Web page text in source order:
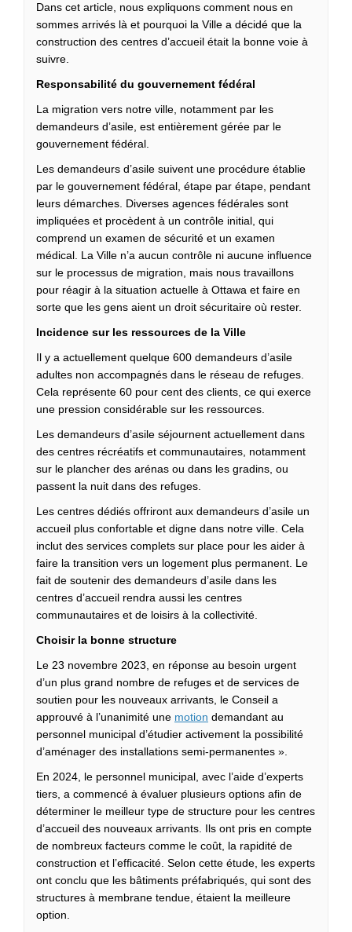
Dans cet article, nous expliquons comment nous en
sommes arrivés là et pourquoi la Ville a décidé que la
construction des centres d’accueil était la bonne voie à
suivre.
Responsabilité du gouvernement fédéral
La migration vers notre ville, notamment par les
demandeurs d’asile, est entièrement gérée par le
gouvernement fédéral.
Les demandeurs d’asile suivent une procédure établie
par le gouvernement fédéral, étape par étape, pendant
leurs démarches. Diverses agences fédérales sont
impliquées et procèdent à un contrôle initial, qui
comprend un examen de sécurité et un examen
médical. La Ville n’a aucun contrôle ni aucune influence
sur le processus de migration, mais nous travaillons
pour réagir à la situation actuelle à Ottawa et faire en
sorte que les gens aient un droit sécuritaire où rester.
Incidence sur les ressources de la Ville
Il y a actuellement quelque 600 demandeurs d’asile
adultes non accompagnés dans le réseau de refuges.
Cela représente 60 pour cent des clients, ce qui exerce
une pression considérable sur les ressources.
Les demandeurs d’asile séjournent actuellement dans
des centres récréatifs et communautaires, notamment
sur le plancher des arénas ou dans les gradins, ou
passent la nuit dans des refuges.
Les centres dédiés offriront aux demandeurs d’asile un
accueil plus confortable et digne dans notre ville. Cela
inclut des services complets sur place pour les aider à
faire la transition vers un logement plus permanent. Le
fait de soutenir des demandeurs d’asile dans les
centres d’accueil rendra aussi les centres
communautaires et de loisirs à la collectivité.
Choisir la bonne structure
Le 23 novembre 2023, en réponse au besoin urgent
d’un plus grand nombre de refuges et de services de
soutien pour les nouveaux arrivants, le Conseil a
approuvé à l’unanimité une motion (Liens externes)
demandant au
personnel municipal d’étudier activement la possibilité
d’aménager des installations semi‑permanentes ».
En 2024, le personnel municipal, avec l’aide d’experts
tiers, a commencé à évaluer plusieurs options afin de
déterminer le meilleur type de structure pour les centres
d’accueil des nouveaux arrivants. Ils ont pris en compte
de nombreux facteurs comme le coût, la rapidité de
construction et l’efficacité. Selon cette étude, les experts
ont conclu que les bâtiments préfabriqués, qui sont des
structures à membrane tendue, étaient la meilleure
option.